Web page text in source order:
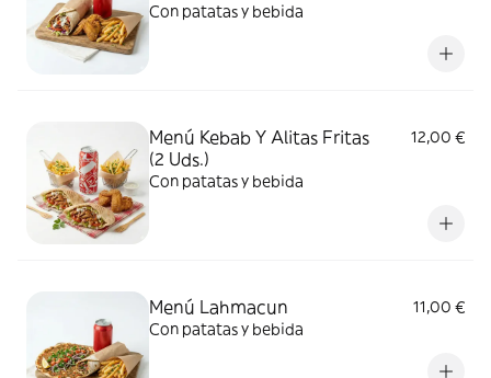
Con patatas y bebida
Menú Kebab Y Alitas Fritas
(2 Uds.)
12,00 €
Con patatas y bebida
Menú Lahmacun
11,00 €
Con patatas y bebida